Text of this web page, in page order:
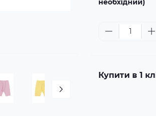
необхідний)
Купити в 1